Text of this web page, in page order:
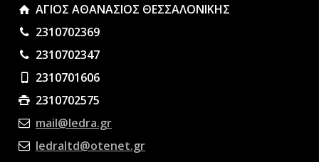
ΑΓΙΟΣ ΑΘΑΝΑΣΙΟΣ ΘΕΣΣΑΛΟΝΙΚΗΣ
2310702369
2310702347
2310701606
2310702575
mail@ledra.gr
ledraltd@otenet.gr